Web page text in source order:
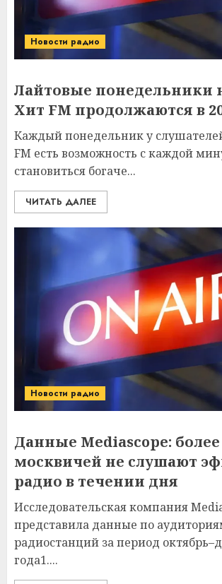
Новости радио
Лайтовые понедельники
Хит FM продолжаются в
Каждый понедельник у
FM есть возможность с каждой
становиться богаче...
ЧИТАТЬ ДАЛЕЕ
Новости радио
Данные Mediascope: более
москвичей не слушают
радио в течении дня
Исследовательская компания
представила данные по
радиостанций за период
года1....